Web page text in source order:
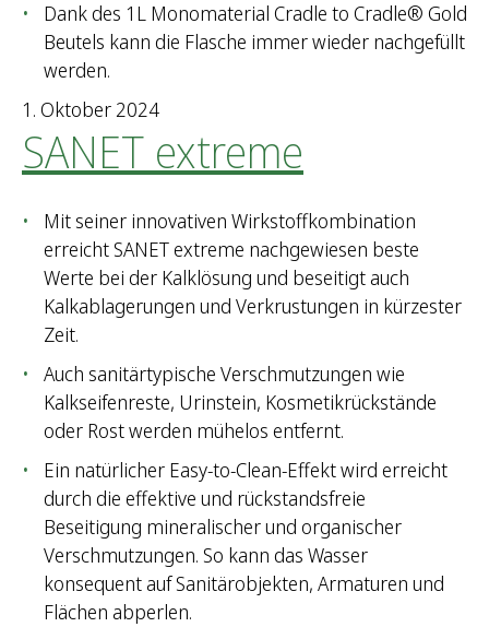
Dank des 1L Monomaterial Cradle to Cradle® Gold
Beutels kann die Flasche immer wieder nachgefüllt
werden.
1. Oktober 2024
SANET extreme
Mit seiner innovativen Wirkstoffkombination
erreicht SANET extreme nachgewiesen beste
Werte bei der Kalklösung und beseitigt auch
Kalkablagerungen und Verkrustungen in kürzester
Zeit.
Auch sanitärtypische Verschmutzungen wie
Kalkseifenreste, Urinstein, Kosmetikrückstände
oder Rost werden mühelos entfernt.
Ein natürlicher Easy-to-Clean-Effekt wird erreicht
durch die effektive und rückstandsfreie
Beseitigung mineralischer und organischer
Verschmutzungen. So kann das Wasser
konsequent auf Sanitärobjekten, Armaturen und
Flächen abperlen.